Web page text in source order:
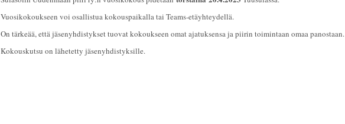
Vuosikokoukseen voi osallistua kokouspaikalla tai Teams-etäyhteydellä.
On tärkeää, että jäsenyhdistykset tuovat kokoukseen omat ajatuksensa ja piirin toimintaan omaa panostaan.
Kokouskutsu on lähetetty jäsenyhdistyksille.